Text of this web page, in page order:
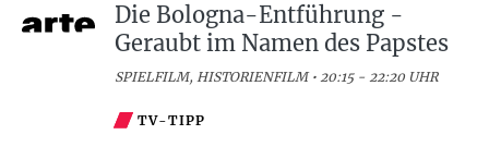
Die Bologna-Entführung -
Geraubt im Namen des Papstes
SPIELFILM, HISTORIENFILM • 20:15 - 22:20 UHR
TV-TIPP